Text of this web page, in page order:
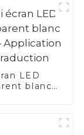
LED
blanc